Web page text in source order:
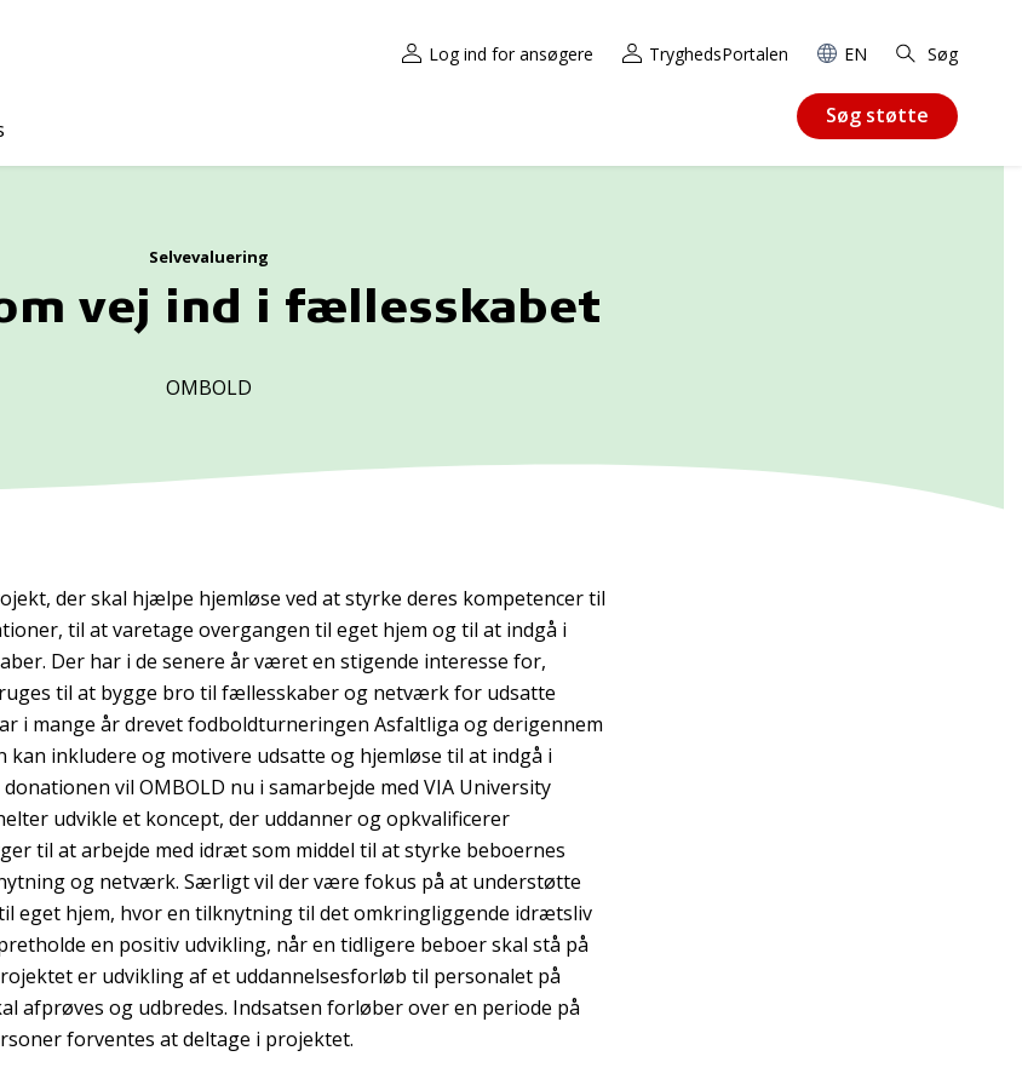
Log ind for ansøgere TryghedsPortalen EN Søg
Søg støtte
Selvevaluering
vej ind i fællesskabet
OMBOLD
der skal hjælpe hjemløse ved at styrke deres kompetencer til
til at varetage overgangen til eget hjem og til at indgå i
Der har i de senere år været en stigende interesse for,
til at bygge bro til fællesskaber og netværk for udsatte
i mange år drevet fodboldturneringen Asfaltliga og derigennem
kan inkludere og motivere udsatte og hjemløse til at indgå i
vil OMBOLD nu i samarbejde med VIA University
udvikle et koncept, der uddanner og opkvalificerer
til at arbejde med idræt som middel til at styrke beboernes
og netværk. Særligt vil der være fokus på at understøtte
eget hjem, hvor en tilknytning til det omkringliggende idrætsliv
en positiv udvikling, når en tidligere beboer skal stå på
er udvikling af et uddannelsesforløb til personalet på
afprøves og udbredes. Indsatsen forløber over en periode på
forventes at deltage i projektet.